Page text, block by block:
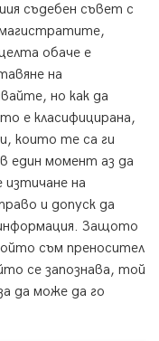
съдебен съвет с
магистратите,
обаче е
на
но как да
е класифицирана,
които те са ги
един момент аз да
изтичане на
и допуск да
Защото
съм преносител
се запознава, той
да може да го